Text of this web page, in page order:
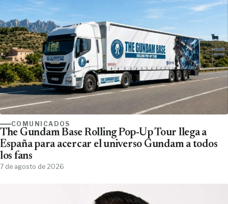
COMUNICADOS
The Gundam Base Rolling Pop-Up Tour llega a
España para acercar el universo Gundam a todos
los fans
7 de agosto de 2026